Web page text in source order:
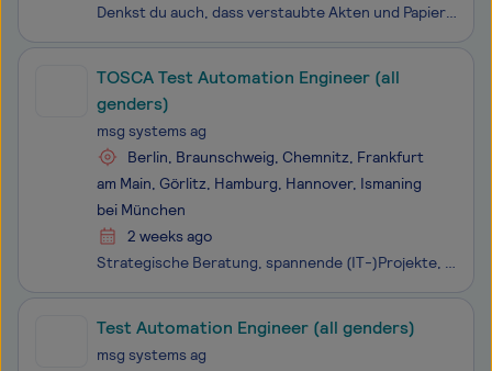
Denkst du auch, dass verstaubte Akten und Papierberge endlich der Vergangenheit angehören sollten? Dein Anspruch ist es, unseren Kunden Software in höchster Qualität zur Verfügung zu stellen? Dann unterstütze mit uns Landes- und Bundesbehörden, Kommunen sowie öffentlich-rechtliche Organisationen auf
TOSCA Test Automation Engineer (all
genders)
msg systems ag
Berlin, Braunschweig, Chemnitz, Frankfurt
am Main, Görlitz, Hamburg, Hannover, Ismaning
bei München
2 weeks ago
Strategische Beratung, spannende (IT-)Projekte, attraktive Karrierechancen, Kontinuität, Sicherheit und Nachhaltigkeit – das alles findest du bei der msg Gruppe. Denn als unabhängige international agierende Unternehmensgruppe mit weltweit mehr als 10.000 Mitarbeitenden sind wir in vielen dynam
Test Automation Engineer (all genders)
msg systems ag